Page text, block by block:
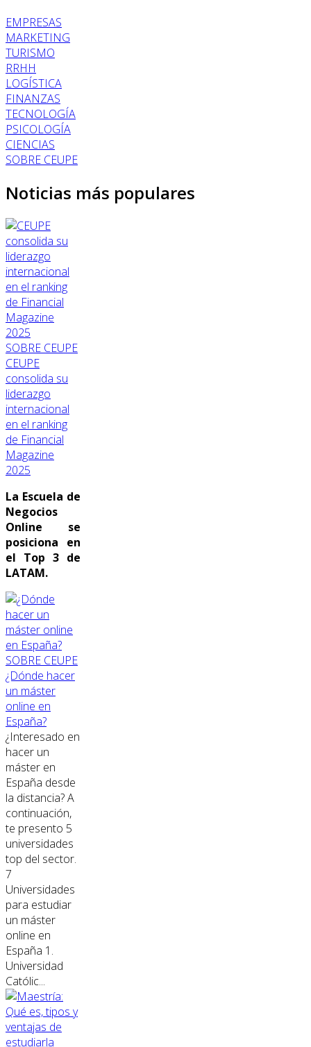
EMPRESAS
MARKETING
TURISMO
RRHH
LOGÍSTICA
FINANZAS
TECNOLOGÍA
PSICOLOGÍA
CIENCIAS
SOBRE CEUPE
Noticias más populares
SOBRE CEUPE
CEUPE
consolida su
liderazgo
internacional
en el ranking
de Financial
Magazine
2025
La Escuela de
Negocios
Online se
posiciona en
el Top 3 de
LATAM.
SOBRE CEUPE
¿Dónde hacer
un máster
online en
España?
¿Interesado en
hacer un
máster en
España desde
la distancia? A
continuación,
te presento 5
universidades
top del sector.
7
Universidades
para estudiar
un máster
online en
España 1.
Universidad
Católic...